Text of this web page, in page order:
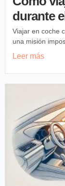
durante
Viajar en coche
una misión
Leer más